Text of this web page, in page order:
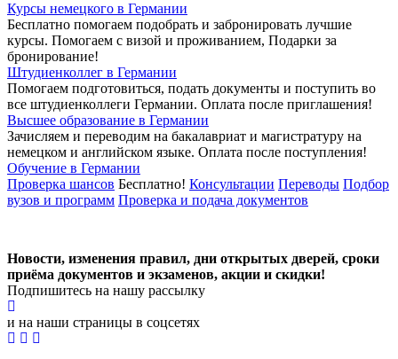
Курсы немецкого в Германии
Бесплатно помогаем подобрать и забронировать лучшие
курсы. Помогаем с визой и проживанием, Подарки за
бронирование!
Штудиенколлег в Германии
Помогаем подготовиться, подать документы и поступить во
все штудиенколлеги Германии. Оплата после приглашения!
Высшее образование в Германии
Зачисляем и переводим на бакалавриат и магистратуру на
немецком и английском языке. Оплата после поступления!
Обучение в Германии
Проверка шансов Бесплатно! Консультации Переводы Подбор
вузов и программ Проверка и подача документов
Новости, изменения правил, дни открытых дверей, сроки
приёма документов и экзаменов, акции и скидки!
Подпишитесь на нашу рассылку
и на наши страницы в соцсетях